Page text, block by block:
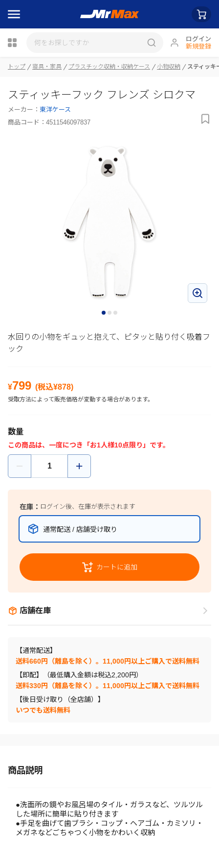
ログイン
新規登録
瓶詰
トップ 寝具・家具 プラスチック収納・収納ケース 小物収納 スティッキ
スティッキーフック フレンズ シロクマ
メーカー： 東洋ケース
商品コード： 4511546097837
水回りの小物をギュッと抱えて、ピタッと貼り付く吸着フ
ック
¥799 (税込¥878)
受取方法によって販売価格が変動する場合があります。
数量
この商品は、一度につき「お1人様10点限り」です。
在庫： ログイン後、在庫が表示されます
通常配送 / 店舗受け取り
カートに追加
店舗在庫
【通常配送】
送料660円（離島を除く）。11,000円以上ご購入で送料無料
【即配】（最低購入金額は税込2,200円）
送料330円（離島を除く）。11,000円以上ご購入で送料無料
【後日受け取り（全店舗）】
いつでも送料無料
商品説明
●洗面所の鏡やお風呂場のタイル・ガラスなど、ツルツル
した場所に簡単に貼り付きます
●手足を曲げて歯ブラシ・コップ・ヘアゴム・カミソリ・
メガネなどごちゃつく小物をかわいく収納